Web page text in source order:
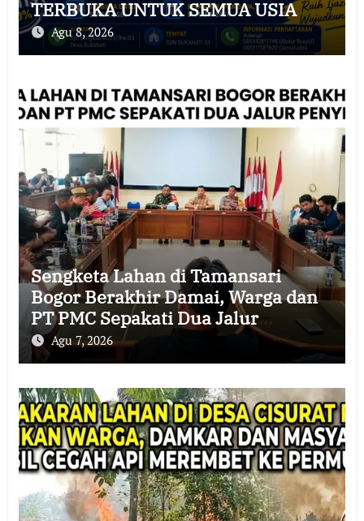
TERBUKA UNTUK SEMUA USIA
Agu 8, 2026
Sengketa Lahan di Tamansari
Bogor Berakhir Damai, Warga dan
PT PMC Sepakati Dua Jalur
Penyelesaian
Agu 7, 2026